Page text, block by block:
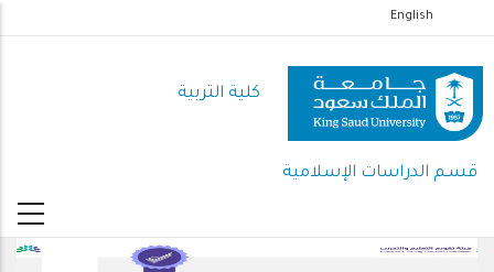
إلى
المحتوى
الرئيسي
English
كلية التربية
قسـم الدراسات الإسلامية